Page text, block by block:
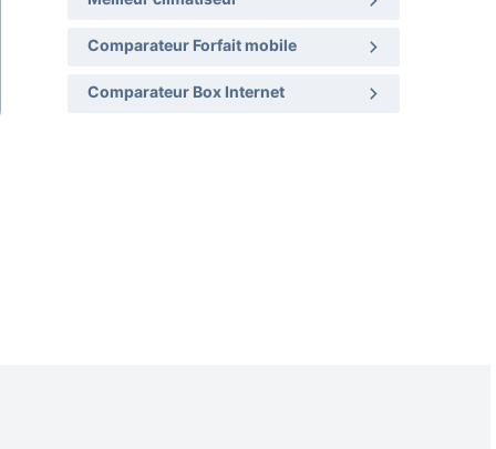
Comparateur Forfait mobile
Comparateur Box Internet